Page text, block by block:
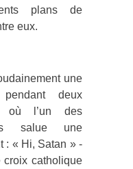
plans de
eux.
une
pendant deux
où l’un des
salue une
: « Hi, Satan » -
croix catholique